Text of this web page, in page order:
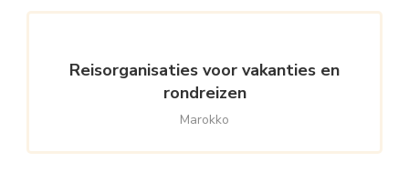
Reisorganisaties voor vakanties en
rondreizen
Marokko